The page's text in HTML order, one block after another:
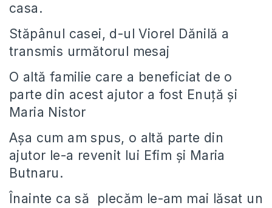
casa.
Stăpânul casei, d-ul Viorel Dănilă a
transmis următorul mesaj
O altă familie care a beneficiat de o
parte din acest ajutor a fost Enuţă şi
Maria Nistor
Aşa cum am spus, o altă parte din
ajutor le-a revenit lui Efim şi Maria
Butnaru.
Înainte ca să plecăm le-am mai lăsat un